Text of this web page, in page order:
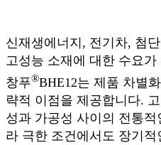
신재생에너지, 전기차, 첨
고성능 소재에 대한 수요
창푸®BHE12는 제품 차별
략적 이점을 제공합니다.
성과 가공성 사이의 전통
라 극한 조건에서도 장기